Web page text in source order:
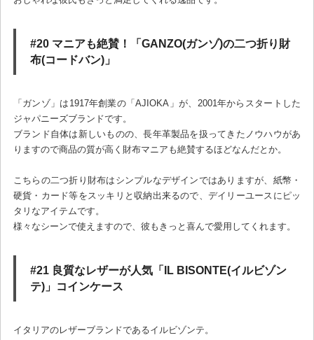
#20 マニアも絶賛！「GANZO(ガンゾ)の二つ折り財
布(コードバン)」
「ガンゾ」は1917年創業の「AJIOKA」が、2001年からスタートした
ジャパニーズブランドです。
ブランド自体は新しいものの、長年革製品を扱ってきたノウハウがあ
りますので商品の質が高く財布マニアも絶賛するほどなんだとか。
こちらの二つ折り財布はシンプルなデザインではありますが、紙幣・
硬貨・カード等をスッキリと収納出来るので、デイリーユースにピッ
タリなアイテムです。
様々なシーンで使えますので、彼もきっと喜んで愛用してくれます。
#21 良質なレザーが人気「IL BISONTE(イルビゾン
テ)」コインケース
イタリアのレザーブランドであるイルビゾンテ。